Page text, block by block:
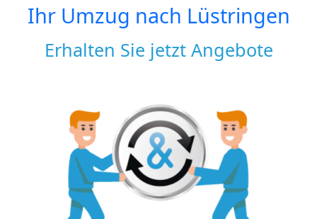
Ihr Umzug nach Lüstringen
Erhalten Sie jetzt Angebote